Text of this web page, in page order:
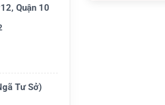
Quận 10
Tư Sở)